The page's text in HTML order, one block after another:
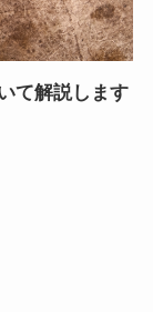
て解説します